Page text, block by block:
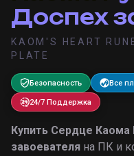
Доспех
KAOM'S HEART
PLATE
Безопасность Все
24/7 Поддержка
Купить Сердце Каома
завоевателя на ПК и